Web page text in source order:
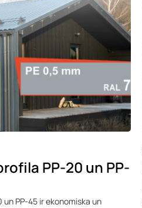
PP-20 un PP-
PP-45 ir ekonomiska un